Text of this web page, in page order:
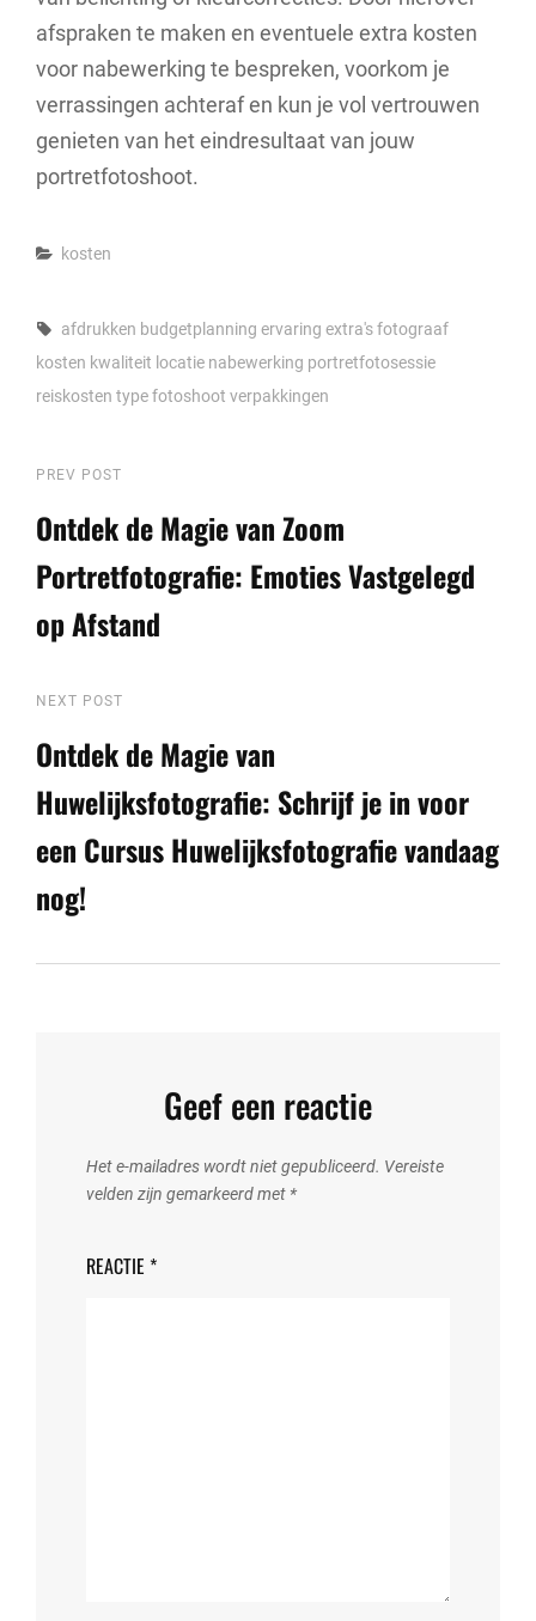
afspraken te maken en eventuele extra kosten
voor nabewerking te bespreken, voorkom je
verrassingen achteraf en kun je vol vertrouwen
genieten van het eindresultaat van jouw
portretfotoshoot.
Categories
kosten
Tags,
afdrukken budgetplanning ervaring extra'sfotograaf
kosten kwaliteit locatie nabewerking portretfotosessie
reiskosten type fotoshoot verpakkingen
Berichtnavigatie
Previous
Post
PREV POST
Ontdek de Magie van Zoom
Portretfotografie: Emoties Vastgelegd
op Afstand
Next
Post
NEXT POST
Ontdek de Magie van
Huwelijksfotografie: Schrijf je in voor
een Cursus Huwelijksfotografie vandaag
nog!
Geef een reactie
Het e-mailadres wordt niet gepubliceerd. Vereiste
velden zijn gemarkeerd met *
REACTIE *